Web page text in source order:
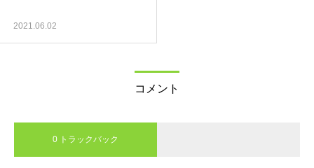
2021.06.02
コメント
0 トラックバック